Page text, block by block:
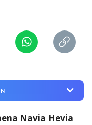
Navia Hevia